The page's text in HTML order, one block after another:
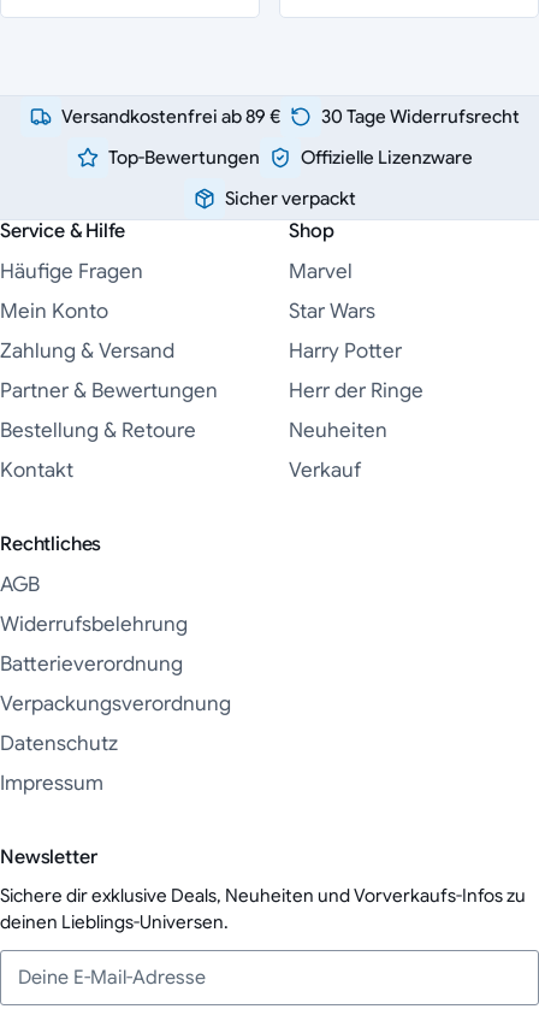
Versandkostenfrei ab 89 €
30 Tage Widerrufsrecht
Top-Bewertungen
Offizielle Lizenzware
Sicher verpackt
Service & Hilfe
Häufige Fragen
Mein Konto
Zahlung & Versand
Partner & Bewertungen
Bestellung & Retoure
Kontakt
Shop
Marvel
Star Wars
Harry Potter
Herr der Ringe
Neuheiten
Verkauf
Rechtliches
AGB
Widerrufsbelehrung
Batterieverordnung
Verpackungsverordnung
Datenschutz
Impressum
Newsletter
Sichere dir exklusive Deals, Neuheiten und Vorverkaufs-Infos zu
deinen Lieblings-Universen.